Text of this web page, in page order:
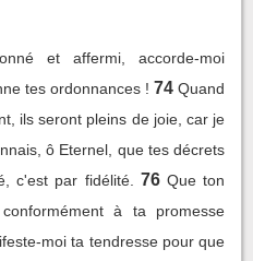
et affermi, accorde-moi
tes ordonnances ! 74 Quand
ils seront pleins de joie, car je
ô Eternel, que tes décrets
c'est par fidélité.
76 Que ton
à ta promesse
moi ta tendresse pour que